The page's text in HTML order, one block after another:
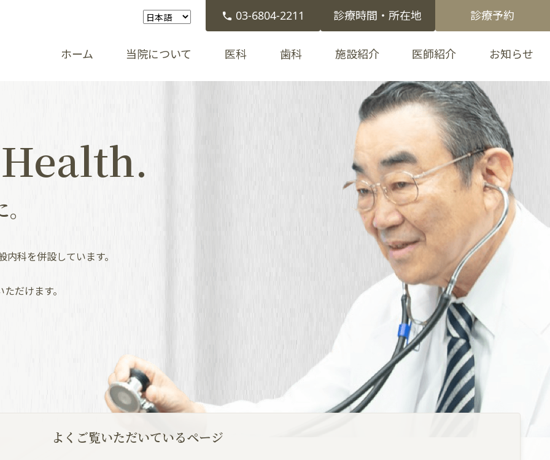
03-6804-2211 診療時間・所在地 診療予約
ホーム 当院について 医科 歯科 施設紹介 医師紹介 お知らせ
科を併設しています。
だけます。
よくご覧いただいているページ